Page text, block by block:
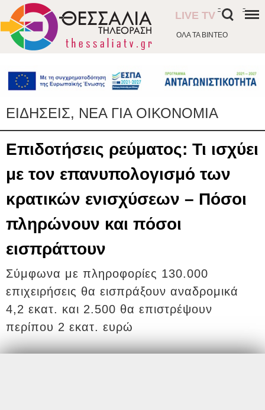
ΟΛΑ ΤΑ ΒΙΝΤΕΟ
LIVE TV
- -
ΕΙΔΗΣΕΙΣ, ΝΕΑ ΓΙΑ ΟΙΚΟΝΟΜΙΑ
Επιδοτήσεις ρεύματος: Τι ισχύει
με τον επανυπολογισμό των
κρατικών ενισχύσεων – Πόσοι
πληρώνουν και πόσοι
εισπράττουν
Σύμφωνα με πληροφορίες 130.000
επιχειρήσεις θα εισπράξουν αναδρομικά
4,2 εκατ. και 2.500 θα επιστρέψουν
περίπου 2 εκατ. ευρώ